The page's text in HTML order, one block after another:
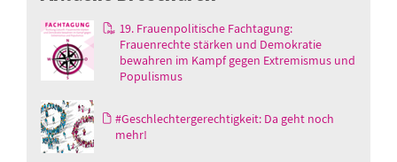
19. Frauenpolitische Fachtagung:
Frauenrechte stärken und Demokratie
bewahren im Kampf gegen Extremismus und
Populismus
#Geschlechtergerechtigkeit: Da geht noch
mehr!